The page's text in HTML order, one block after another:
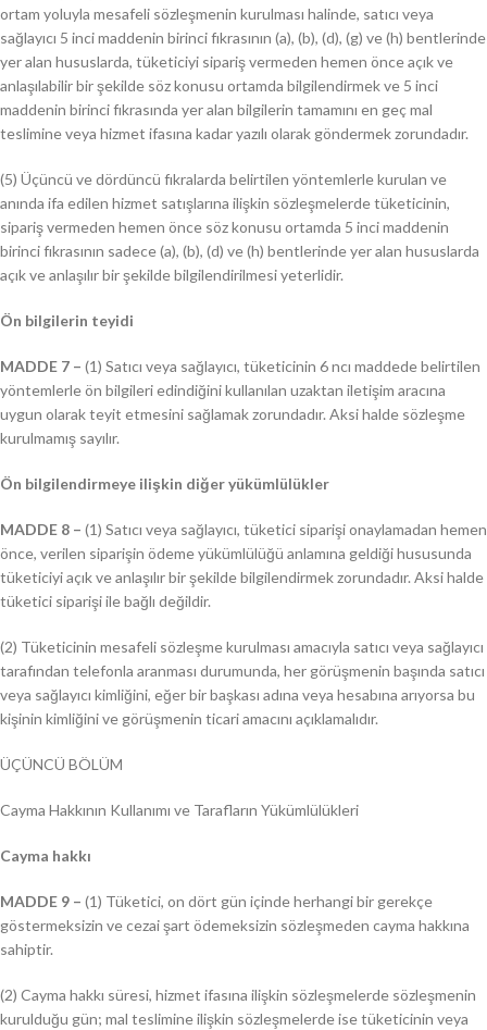
ortam yoluyla mesafeli sözleşmenin kurulması halinde, satıcı veya
sağlayıcı 5 inci maddenin birinci fıkrasının (a), (b), (d), (g) ve (h) bentlerinde
yer alan hususlarda, tüketiciyi sipariş vermeden hemen önce açık ve
anlaşılabilir bir şekilde söz konusu ortamda bilgilendirmek ve 5 inci
maddenin birinci fıkrasında yer alan bilgilerin tamamını en geç mal
teslimine veya hizmet ifasına kadar yazılı olarak göndermek zorundadır.
(5) Üçüncü ve dördüncü fıkralarda belirtilen yöntemlerle kurulan ve
anında ifa edilen hizmet satışlarına ilişkin sözleşmelerde tüketicinin,
sipariş vermeden hemen önce söz konusu ortamda 5 inci maddenin
birinci fıkrasının sadece (a), (b), (d) ve (h) bentlerinde yer alan hususlarda
açık ve anlaşılır bir şekilde bilgilendirilmesi yeterlidir.
Ön bilgilerin teyidi
MADDE 7 – (1) Satıcı veya sağlayıcı, tüketicinin 6 ncı maddede belirtilen
yöntemlerle ön bilgileri edindiğini kullanılan uzaktan iletişim aracına
uygun olarak teyit etmesini sağlamak zorundadır. Aksi halde sözleşme
kurulmamış sayılır.
Ön bilgilendirmeye ilişkin diğer yükümlülükler
MADDE 8 – (1) Satıcı veya sağlayıcı, tüketici siparişi onaylamadan hemen
önce, verilen siparişin ödeme yükümlülüğü anlamına geldiği hususunda
tüketiciyi açık ve anlaşılır bir şekilde bilgilendirmek zorundadır. Aksi halde
tüketici siparişi ile bağlı değildir.
(2) Tüketicinin mesafeli sözleşme kurulması amacıyla satıcı veya sağlayıcı
tarafından telefonla aranması durumunda, her görüşmenin başında satıcı
veya sağlayıcı kimliğini, eğer bir başkası adına veya hesabına arıyorsa bu
kişinin kimliğini ve görüşmenin ticari amacını açıklamalıdır.
ÜÇÜNCÜ BÖLÜM
Cayma Hakkının Kullanımı ve Tarafların Yükümlülükleri
Cayma hakkı
MADDE 9 – (1) Tüketici, on dört gün içinde herhangi bir gerekçe
göstermeksizin ve cezai şart ödemeksizin sözleşmeden cayma hakkına
sahiptir.
(2) Cayma hakkı süresi, hizmet ifasına ilişkin sözleşmelerde sözleşmenin
kurulduğu gün; mal teslimine ilişkin sözleşmelerde ise tüketicinin veya